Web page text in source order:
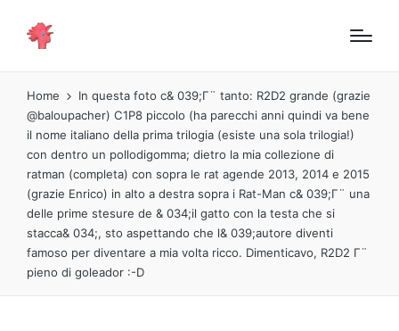
Home
In questa foto c& 039;Γ¨ tanto: R2D2 grande (grazie
@baloupacher) C1P8 piccolo (ha parecchi anni quindi va bene
il nome italiano della prima trilogia (esiste una sola trilogia!)
con dentro un pollodigomma; dietro la mia collezione di
ratman (completa) con sopra le rat agende 2013, 2014 e 2015
(grazie Enrico) in alto a destra sopra i Rat-Man c& 039;Γ¨ una
delle prime stesure de & 034;il gatto con la testa che si
stacca& 034;, sto aspettando che l& 039;autore diventi
famoso per diventare a mia volta ricco. Dimenticavo, R2D2 Γ¨
pieno di goleador :-D